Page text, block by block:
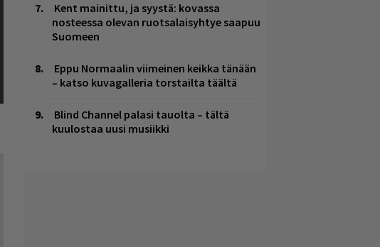
Kent mainittu, ja syystä: kovassa
nosteessa olevan ruotsalaisyhtye saapuu
Suomeen
Eppu Normaalin viimeinen keikka tänään
– katso kuvagalleria torstailta täältä
Blind Channel palasi tauolta – tältä
kuulostaa uusi musiikki